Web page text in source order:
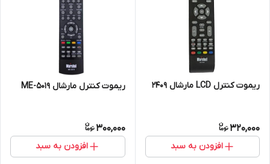
ریموت کنترل LCD مارشال 2409
320,000
افزودن به سبد
ریموت کنترل مارشال ME-5019
300,000
افزودن به سبد